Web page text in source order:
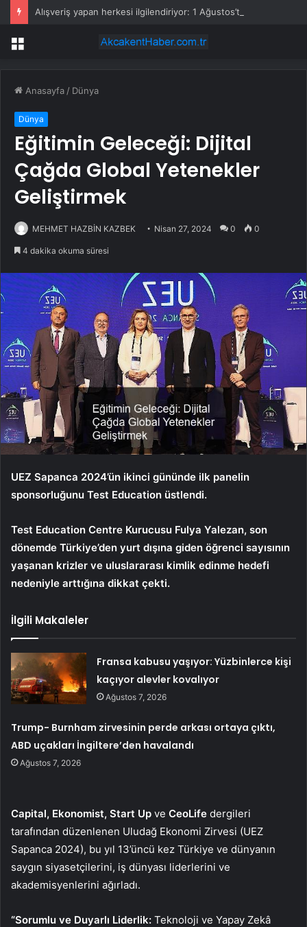
Menü
Anasayfa / Dünya
Dünya
Eğitimin Geleceği: Dijital
Çağda Global Yetenekler
Geliştirmek
MEHMET HAZBİN KAZBEK Nisan 27, 2024 0 0
4 dakika okuma süresi
UEZ Sapanca 2024’ün ikinci gününde ilk panelin
sponsorluğunu Test Education üstlendi.
Test Education Centre Kurucusu Fulya Yalezan, son
dönemde Türkiye’den yurt dışına giden öğrenci sayısının
yaşanan krizler ve uluslararası kimlik edinme hedefi
nedeniyle arttığına dikkat çekti.
İlgili Makaleler
Fransa kabusu yaşıyor: Yüzbinlerce kişi
kaçıyor alevler kovalıyor
Ağustos 7, 2026
Trump- Burnham zirvesinin perde arkası ortaya çıktı,
ABD uçakları İngiltere’den havalandı
Ağustos 7, 2026
Capital, Ekonomist, Start Up ve CeoLife dergileri
tarafından düzenlenen Uludağ Ekonomi Zirvesi (UEZ
Sapanca 2024), bu yıl 13’üncü kez Türkiye ve dünyanın
saygın siyasetçilerini, iş dünyası liderlerini ve
akademisyenlerini ağırladı.
“Sorumlu ve Duyarlı Liderlik: Teknoloji ve Yapay Zekâ